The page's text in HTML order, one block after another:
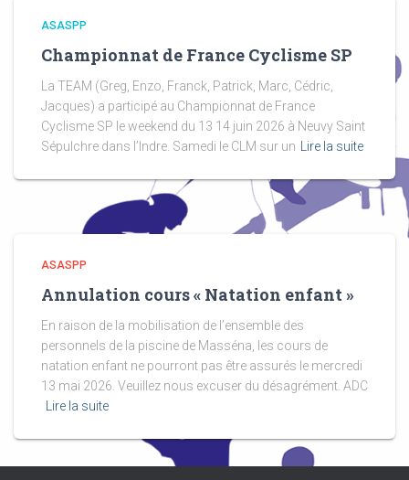
ASASPP
Championnat de France Cyclisme SP
La TEAM (Greg, Enzo, Franck, Patrick, Marc, Cédric,
Jacques) a participé au Championnat de France
Cyclisme SP le weekend du 13 14 juin 2026 à Neuvy Saint
Sépulchre dans l’Indre. Samedi le CLM sur un
Lire la suite
ASASPP
Annulation cours « Natation enfant »
En raison de la mobilisation de l’ensemble des
personnels de la piscine de Masséna, les cours de
natation enfant ne pourront pas être assurés le mercredi
13 mai 2026. Veuillez nous excuser du désagrément. ADC
Lire la suite